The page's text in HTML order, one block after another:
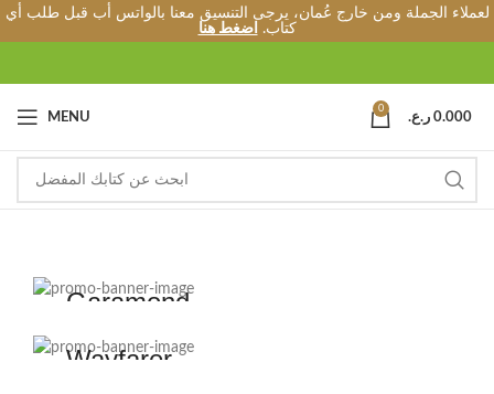
لعملاء الجملة ومن خارج عُمان، يرجى التنسيق معنا بالواتس أب قبل طلب أي
كتاب.
اضغط هنا
MENU
0
0.000 ر.ع.
Garamond
View more
Wayfarer